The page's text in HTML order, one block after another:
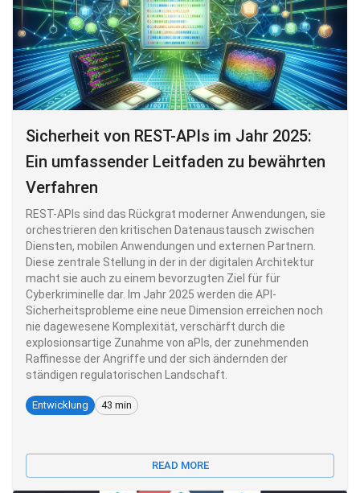
Sicherheit von REST-APIs im Jahr 2025:
Ein umfassender Leitfaden zu bewährten
Verfahren
REST-APIs sind das Rückgrat moderner Anwendungen, sie
orchestrieren den kritischen Datenaustausch zwischen
Diensten, mobilen Anwendungen und externen Partnern.
Diese zentrale Stellung in der in der digitalen Architektur
macht sie auch zu einem bevorzugten Ziel für für
Cyberkriminelle dar. Im Jahr 2025 werden die API-
Sicherheitsprobleme eine neue Dimension erreichen noch
nie dagewesene Komplexität, verschärft durch die
explosionsartige Zunahme von aPIs, der zunehmenden
Raffinesse der Angriffe und der sich ändernden der
ständigen regulatorischen Landschaft.
Entwicklung 43 min
READ MORE